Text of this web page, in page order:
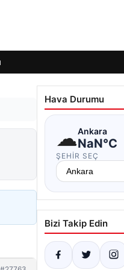
Hava Durumu
☁Ankara
NaN°C
ŞEHIR SEÇ
Bizi Takip Edin